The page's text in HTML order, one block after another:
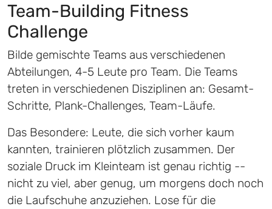
Team-Building Fitness
Challenge
Bilde gemischte Teams aus verschiedenen
Abteilungen, 4-5 Leute pro Team. Die Teams
treten in verschiedenen Disziplinen an: Gesamt-
Schritte, Plank-Challenges, Team-Läufe.
Das Besondere: Leute, die sich vorher kaum
kannten, trainieren plötzlich zusammen. Der
soziale Druck im Kleinteam ist genau richtig --
nicht zu viel, aber genug, um morgens doch noch
die Laufschuhe anzuziehen. Lose für die